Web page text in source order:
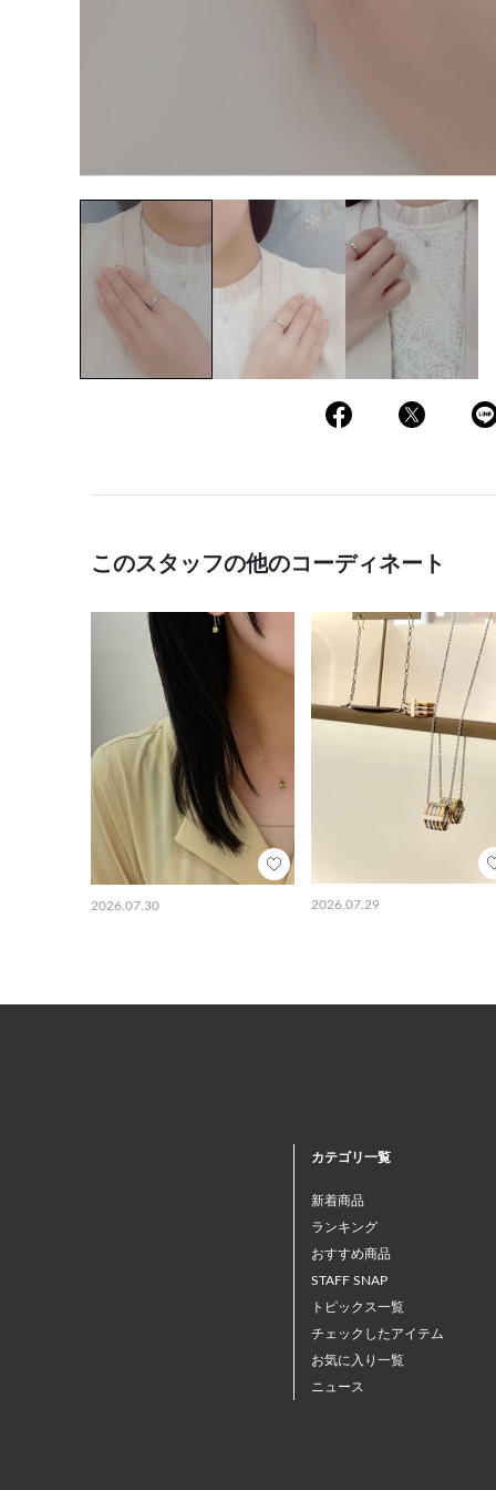
このスタッフの他のコーディネート
2026.07.30 2026.07.29
カテゴリ一覧
新着商品
ランキング
おすすめ商品
STAFF SNAP
トピックス一覧
チェックしたアイテム
お気に入り一覧
ニュース